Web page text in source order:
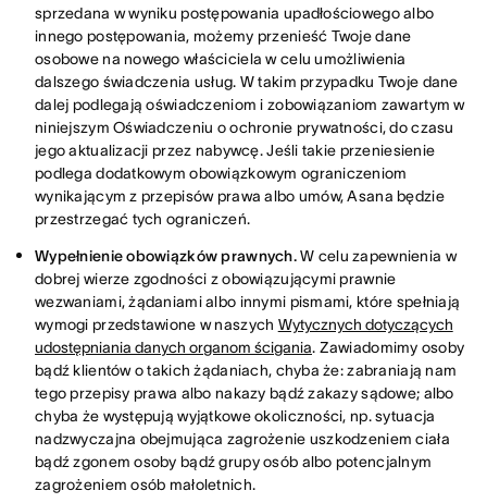
sprzedana w wyniku postępowania upadłościowego albo
innego postępowania, możemy przenieść Twoje dane
osobowe na nowego właściciela w celu umożliwienia
dalszego świadczenia usług. W takim przypadku Twoje dane
dalej podlegają oświadczeniom i zobowiązaniom zawartym w
niniejszym Oświadczeniu o ochronie prywatności, do czasu
jego aktualizacji przez nabywcę. Jeśli takie przeniesienie
podlega dodatkowym obowiązkowym ograniczeniom
wynikającym z przepisów prawa albo umów, Asana będzie
przestrzegać tych ograniczeń.
Wypełnienie obowiązków prawnych.W celu zapewnienia w
dobrej wierze zgodności z obowiązującymi prawnie
wezwaniami, żądaniami albo innymi pismami, które spełniają
wymogi przedstawione w naszych Wytycznych dotyczących
udostępniania danych organom ścigania. Zawiadomimy osoby
bądź klientów o takich żądaniach, chyba że: zabraniają nam
tego przepisy prawa albo nakazy bądź zakazy sądowe; albo
chyba że występują wyjątkowe okoliczności, np. sytuacja
nadzwyczajna obejmująca zagrożenie uszkodzeniem ciała
bądź zgonem osoby bądź grupy osób albo potencjalnym
zagrożeniem osób małoletnich.